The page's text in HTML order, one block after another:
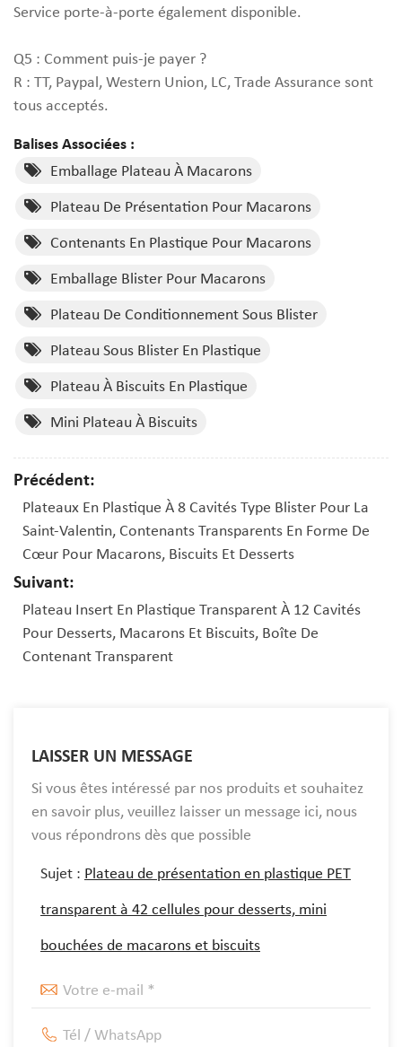
Service porte-à-porte également disponible.
Q5 : Comment puis-je payer ?
R : TT, Paypal, Western Union, LC, Trade Assurance sont
tous acceptés.
Balises Associées :
Emballage Plateau À Macarons
Plateau De Présentation Pour Macarons
Contenants En Plastique Pour Macarons
Emballage Blister Pour Macarons
Plateau De Conditionnement Sous Blister
Plateau Sous Blister En Plastique
Plateau À Biscuits En Plastique
Mini Plateau À Biscuits
Précédent:
Plateaux En Plastique À 8 Cavités Type Blister Pour La
Saint-Valentin, Contenants Transparents En Forme De
Cœur Pour Macarons, Biscuits Et Desserts
Suivant:
Plateau Insert En Plastique Transparent À 12 Cavités
Pour Desserts, Macarons Et Biscuits, Boîte De
Contenant Transparent
LAISSER UN MESSAGE
Si vous êtes intéressé par nos produits et souhaitez
en savoir plus, veuillez laisser un message ici, nous
vous répondrons dès que possible
Sujet : Plateau de présentation en plastique PET
transparent à 42 cellules pour desserts, mini
bouchées de macarons et biscuits